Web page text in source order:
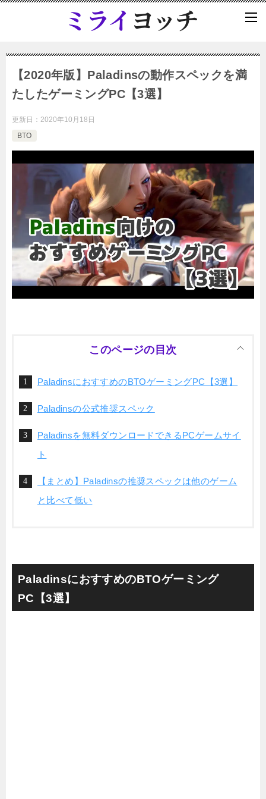
【2020年版】Paladinsの動作スペックを満
たしたゲーミングPC【3選】
更新日： 2020年10月18日
BTO
このページの目次
PaladinsにおすすめのBTOゲーミングPC【3選】
Paladinsの公式推奨スペック
Paladinsを無料ダウンロードできるPCゲームサイ
ト
【まとめ】Paladinsの推奨スペックは他のゲーム
と比べて低い
PaladinsにおすすめのBTOゲーミング
PC【3選】